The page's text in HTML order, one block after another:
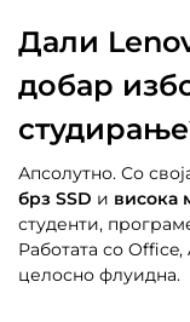
Дали
добар
Апсолутно. Со
брз SSD и висока
студенти,
Работата со
целосно флуидна.